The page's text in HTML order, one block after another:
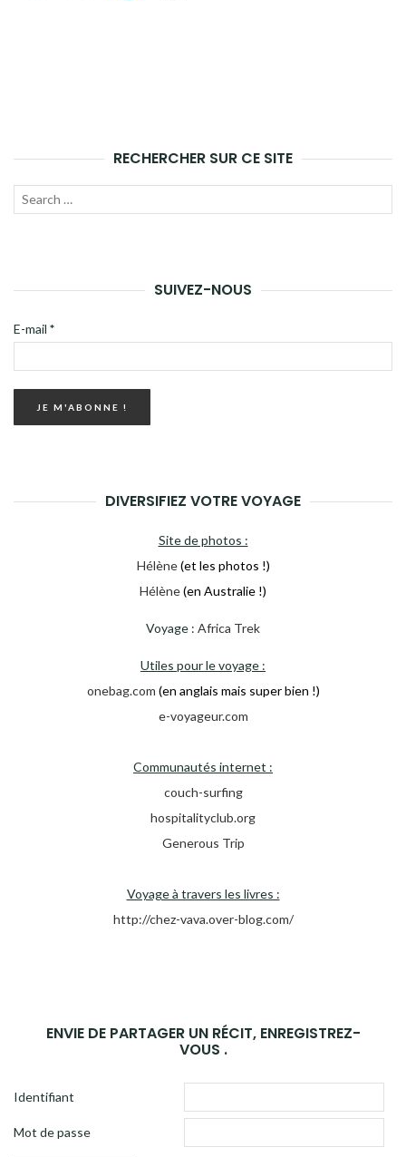
RECHERCHER SUR CE SITE
Recherche
SUIVEZ-NOUS
E-mail *
DIVERSIFIEZ VOTRE VOYAGE
Site de photos :
Hélène (et les photos !)
Hélène(en Australie !)
Voyage : Africa Trek
Utiles pour le voyage :
onebag.com (en anglais mais super bien !)
e-voyageur.com
Communautés internet :
couch-surfing
hospitalityclub.org
Generous Trip
Voyage à travers les livres :
http://chez-vava.over-blog.com/
ENVIE DE PARTAGER UN RÉCIT, ENREGISTREZ-
VOUS .
Identifiant
Mot de passe